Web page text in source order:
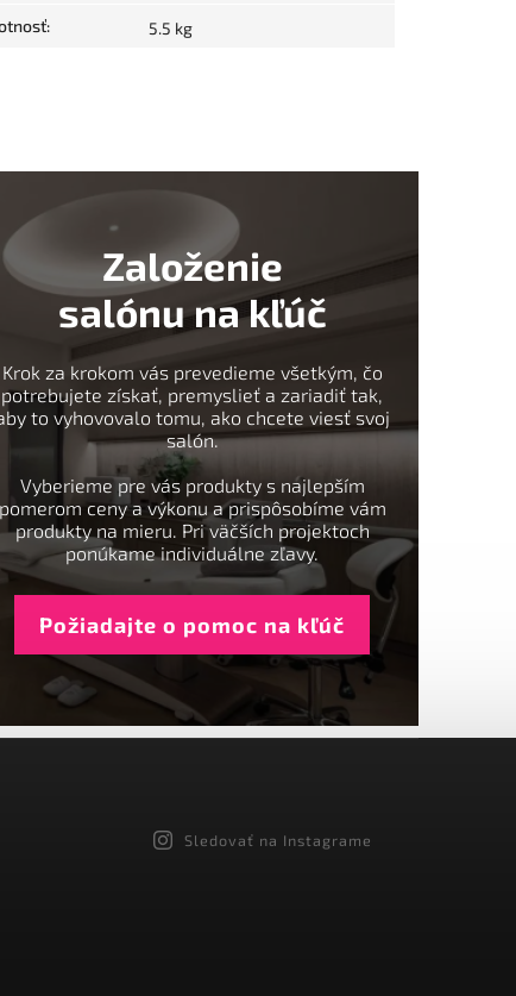
: 5.5 kg
Založenie
salónu na kľúč
Krok za krokom vás prevedieme všetkým, čo
potrebujete získať, premyslieť a zariadiť tak,
to vyhovovalo tomu, ako chcete viesť svoj
salón.
Vyberieme pre vás produkty s najlepším
pomerom ceny a výkonu a prispôsobíme vám
produkty na mieru. Pri väčších projektoch
ponúkame individuálne zľavy.
Požiadajte o pomoc na kľúč
Sledovať na Instagrame